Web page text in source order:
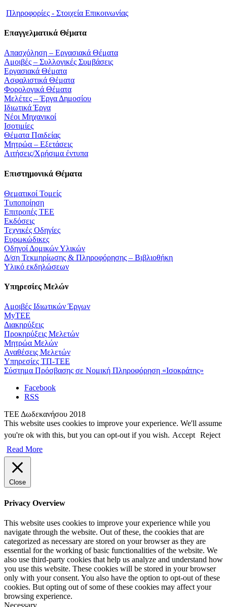
Πληροφορίες - Στοιχεία Επικοινωνίας
Επαγγελματικά Θέματα
Απασχόληση – Εργασιακά Θέματα
Αμοιβές – Συλλογικές Συμβάσεις
Εργασιακά Θέματα
Ασφαλιστικά Θέματα
Φορολογικά Θέματα
Μελέτες – Έργα Δημοσίου
Ιδιωτικά Έργα
Νέοι Μηχανικοί
Ισοτιμίες
Θέματα Παιδείας
Μητρώα – Εξετάσεις
Αιτήσεις/Χρήσιμα έντυπα
Επιστημονικά Θέματα
Θεματικοί Τομείς
Τυποποίηση
Επιτροπές ΤΕΕ
Εκδόσεις
Τεχνικές Οδηγίες
Ευρωκώδικες
Οδηγοί Δομικών Υλικών
Δ/ση Τεκμηρίωσης & Πληροφόρησης – Βιβλιοθήκη
Υλικό εκδηλώσεων
Υπηρεσίες Μελών
Αμοιβές Ιδιωτικών Έργων
MyTEE
Διακηρύξεις
Προκηρύξεις Μελετών
Μητρώα Μελών
Αναθέσεις Μελετών
Υπηρεσίες ΤΠ-ΤΕΕ
Σύστημα Πρόσβασης σε Νομική Πληροφόρηση «Ισοκράτης»
Facebook
RSS
ΤΕΕ Δωδεκανήσου 2018
This website uses cookies to improve your experience. We'll assume
you're ok with this, but you can opt-out if you wish. Accept Reject
Read More
Close
Privacy Overview
This website uses cookies to improve your experience while you
navigate through the website. Out of these, the cookies that are
categorized as necessary are stored on your browser as they are
essential for the working of basic functionalities of the website. We
also use third-party cookies that help us analyze and understand how
you use this website. These cookies will be stored in your browser
only with your consent. You also have the option to opt-out of these
cookies. But opting out of some of these cookies may affect your
browsing experience.
Necessary